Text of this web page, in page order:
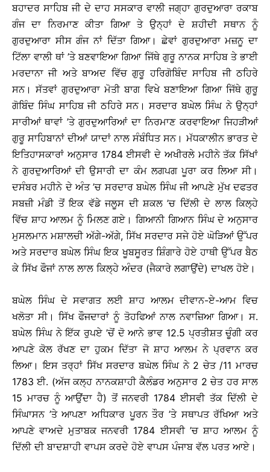
ਬਹਾਦਰ ਸਾਹਿਬ ਜੀ ਦੇ ਦਾਹ ਸਸਕਾਰ ਵਾਲੀ ਜਗ੍ਹਾ ਗੁਰਦੁਆਰਾ ਰਕਾਬ
ਗੰਜ ਦਾ ਨਿਰਮਾਣ ਕੀਤਾ ਗਿਆ ਤੇ ਉਨ੍ਹਾਂ ਦੇ ਸ਼ਹੀਦੀ ਸਥਾਨ ਨੂੰ
ਗੁਰਦੁਆਰਾ ਸੀਸ ਗੰਜ ਨਾਂ ਦਿੱਤਾ ਗਿਆ। ਛੇਵਾਂ ਗੁਰਦੁਆਰਾ ਮਜ਼ਨੂ ਦਾ
ਟਿੱਲਾ ਵਾਲੀ ਥਾਂ ’ਤੇ ਬਣਵਾਇਆ ਗਿਆ ਜਿੱਥੇ ਗੁਰੂ ਨਾਨਕ ਸਾਹਿਬ ਤੇ ਭਾਈ
ਮਰਦਾਨਾ ਜੀ ਅਤੇ ਬਾਅਦ ਵਿੱਚ ਗੁਰੂ ਹਰਿਗੋਬਿੰਦ ਸਾਹਿਬ ਜੀ ਠਹਿਰੇ
ਸਨ। ਸੱਤਵਾਂ ਗੁਰਦੁਆਰਾ ਮੋਤੀ ਬਾਗ ਵਿਖੇ ਬਣਾਇਆ ਗਿਆ ਜਿੱਥੇ ਗੁਰੂ
ਗੋਬਿੰਦ ਸਿੰਘ ਸਾਹਿਬ ਜੀ ਠਹਿਰੇ ਸਨ। ਸਰਦਾਰ ਬਘੇਲ ਸਿੰਘ ਨੇ ਉਨ੍ਹਾਂ
ਸਾਰੀਆਂ ਥਾਵਾਂ ’ਤੇ ਗੁਰਦੁਆਰਿਆਂ ਦਾ ਨਿਰਮਾਣ ਕਰਵਾਇਆ ਜਿਹੜੀਆਂ
ਗੁਰੂ ਸਾਹਿਬਾਨਾਂ ਦੀਆਂ ਯਾਦਾਂ ਨਾਲ ਸੰਬੰਧਿਤ ਸਨ। ਮੱਧਕਾਲੀਨ ਭਾਰਤ ਦੇ
ਇਤਿਹਾਸਕਾਰਾਂ ਅਨੁਸਾਰ 1784 ਈਸਵੀ ਦੇ ਅਖੀਰਲੇ ਮਹੀਨੇ ਤੱਕ ਸਿੱਖਾਂ
ਨੇ ਗੁਰਦੁਆਰਿਆਂ ਦੀ ਉਸਾਰੀ ਦਾ ਕੰਮ ਲਗਪਗ ਪੂਰਾ ਕਰ ਲਿਆ ਸੀ।
ਦਸੰਬਰ ਮਹੀਨੇ ਦੇ ਅੰਤ ’ਚ ਸਰਦਾਰ ਬਘੇਲ ਸਿੰਘ ਜੀ ਆਪਣੇ ਮੁੱਖ ਦਫਤਰ
ਸਬਜ਼ੀ ਮੰਡੀ ਤੋਂ ਇਕ ਵੱਡੇ ਜਲੂਸ ਦੀ ਸ਼ਕਲ ’ਚ ਦਿੱਲੀ ਦੇ ਲਾਲ ਕਿਲ੍ਹੇ
ਵਿੱਚ ਸ਼ਾਹ ਆਲਮ ਨੂੰ ਮਿਲਣ ਗਏ। ਗਿਆਨੀ ਗਿਆਨ ਸਿੰਘ ਦੇ ਅਨੁਸਾਰ
ਮੁਸਲਮਾਨ ਮਸ਼ਾਲਚੀ ਅੱਗੇ-ਅੱਗੇ, ਸਿੱਖ ਸਰਦਾਰ ਸਜੇ ਹੋਏ ਘੋੜਿਆਂ ਉੱਪਰ
ਅਤੇ ਸਰਦਾਰ ਬਘੇਲ ਸਿੰਘ ਇਕ ਖੂਬਸੂਰਤ ਸ਼ਿੰਗਾਰੇ ਹੋਏ ਹਾਥੀ ਉੱਪਰ ਬੈਠ
ਕੇ ਸਿੱਖ ਫੌਜਾਂ ਨਾਲ ਲਾਲ ਕਿਲ੍ਹੇ ਅੰਦਰ (ਜੈਕਾਰੇ ਲਗਾਉਂਦੇ) ਦਾਖਲ ਹੋਏ।
ਬਘੇਲ ਸਿੰਘ ਦੇ ਸਵਾਗਤ ਲਈ ਸ਼ਾਹ ਆਲਮ ਦੀਵਾਨ-ਏ-ਆਮ ਵਿਚ
ਖਲੋਤਾ ਸੀ। ਸਿੱਖ ਫੌਜਦਾਰਾਂ ਨੂੰ ਤੋਹਫਿਆਂ ਨਾਲ ਨਵਾਜ਼ਿਆ ਗਿਆ। ਸ.
ਬਘੇਲ ਸਿੰਘ ਨੇ ਇੱਕ ਰੁਪਏ ’ਚੋਂ ਦੋ ਆਨੇ ਭਾਵ 12.5 ਪ੍ਰਤੀਸ਼ਤ ਚੂੰਗੀ ਕਰ
ਆਪਣੇ ਕੋਲ ਰੱਖਣ ਦਾ ਹੁਕਮ ਦਿੱਤਾ ਜੋ ਸ਼ਾਹ ਆਲਮ ਨੇ ਪ੍ਰਵਾਨ ਕਰ
ਲਿਆ। ਇਸ ਤਰ੍ਹਾਂ ਸਿੱਖ ਸਰਦਾਰ ਬਘੇਲ ਸਿੰਘ ਨੇ 2 ਚੇਤ /11 ਮਾਰਚ
1783 ਈ. (ਅੱਜ ਕਲ੍ਹ ਨਾਨਕਸ਼ਾਹੀ ਕੈਲੰਡਰ ਅਨੁਸਾਰ 2 ਚੇਤ ਹਰ ਸਾਲ
15 ਮਾਰਚ ਨੂੰ ਆਉਂਦਾ ਹੈ) ਤੋਂ ਜਨਵਰੀ 1784 ਈਸਵੀ ਤੱਕ ਦਿੱਲੀ ਦੇ
ਸਿੰਘਾਸਨ ’ਤੇ ਆਪਣਾ ਅਧਿਕਾਰ ਪੂਰਨ ਤੌਰ ’ਤੇ ਸਥਾਪਤ ਰੱਖਿਆ ਅਤੇ
ਆਪਣੇ ਵਾਅਦੇ ਮੁਤਾਬਕ ਜਨਵਰੀ 1784 ਈਸਵੀ ’ਚ ਸ਼ਾਹ ਆਲਮ ਨੂੰ
ਦਿੱਲੀ ਦੀ ਬਾਦਸ਼ਾਹੀ ਵਾਪਸ ਕਰਦੇ ਹੋਏ ਵਾਪਸ ਪੰਜਾਬ ਵੱਲ ਪਰਤ ਆਏ।